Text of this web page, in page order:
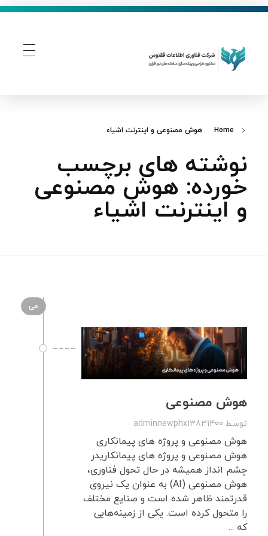
Home هوش مصنوعی و اینترنت اشیاء
نوشته های برچسب
خورده: هوش مصنوعی
و اینترنت اشیاء
می
هوش مصنوعی
توسط adminnewphx13831400
هوش مصنوعی و پروژه های پیمانکاری
هوش مصنوعی و پروژه های پیمانکاریدر
چشم انداز همیشه در حال تحول فناوری،
هوش مصنوعی (AI) به عنوان یک نیروی
قدرتمند ظاهر شده است و صنایع مختلف
را متحول کرده است. یکی از زمینه‌هایی
که ...